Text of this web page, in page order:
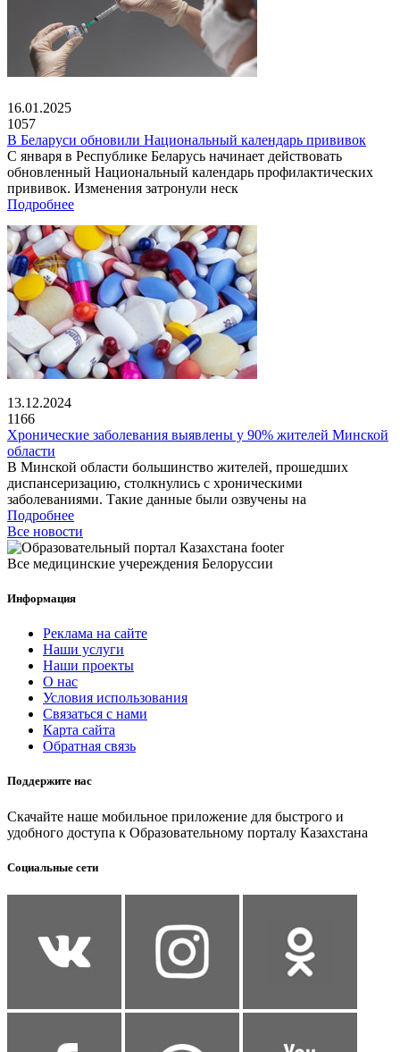
16.01.2025
1057
В Беларуси обновили Национальный календарь прививок
С января в Республике Беларусь начинает действовать
обновленный Национальный календарь профилактических
прививок. Изменения затронули неск
Подробнее
13.12.2024
1166
Хронические заболевания выявлены у 90% жителей Минской
области
В Минской области большинство жителей, прошедших
диспансеризацию, столкнулись с хроническими
заболеваниями. Такие данные были озвучены на
Подробнее
Все новости
Все медицинские учереждения Белоруссии
Информация
Реклама на сайте
Наши услуги
Наши проекты
О нас
Условия использования
Связаться с нами
Карта сайта
Обратная связь
Поддержите нас
Скачайте наше мобильное приложение для быстрого и
удобного доступа к Образовательному порталу Казахстана
Социальные сети